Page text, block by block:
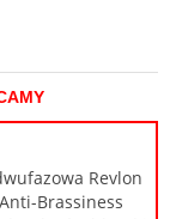
Revlon
Brassiness